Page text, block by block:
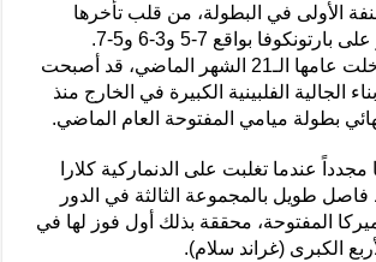
الأولى في البطولة، من قلب تأخرها
بواقع 7-5 و3-6 و5-7.
وكانت إيلا، التي دخلت عامها الـ21 الشهر الماضي، قد أصبحت
الجالية الفلبينية الكبيرة في الخارج منذ
بطولة ميامي المفتوحة العام الماضي.
عندما تغلبت على الدنماركية كلارا
طويل بالمجموعة الثالثة في الدور
المفتوحة، محققة بذلك أول فوز لها في
الكبرى (غراند سلام).